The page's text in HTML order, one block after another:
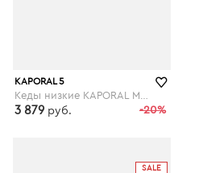
KAPORAL 5
-20%
3 879 руб.
SALE